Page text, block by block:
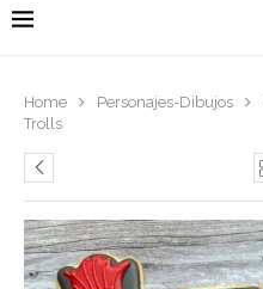
Home Personajes-Dibujos
Trolls